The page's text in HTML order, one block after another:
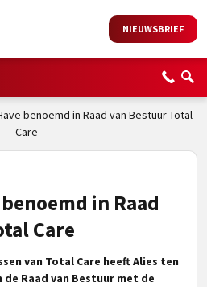
NIEUWSBRIEF
benoemd in Raad van Bestuur Total
Care
in Raad
Care
van Total Care heeft Alies ten
de Raad van Bestuur met de